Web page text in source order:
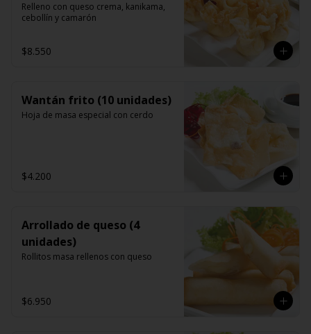
Relleno con queso crema, kanikama,
cebollín y camarón
$8.550
Wantán frito (10 unidades)
Hoja de masa especial con cerdo
$4.200
Arrollado de queso (4
unidades)
Rollitos masa rellenos con queso
$6.950